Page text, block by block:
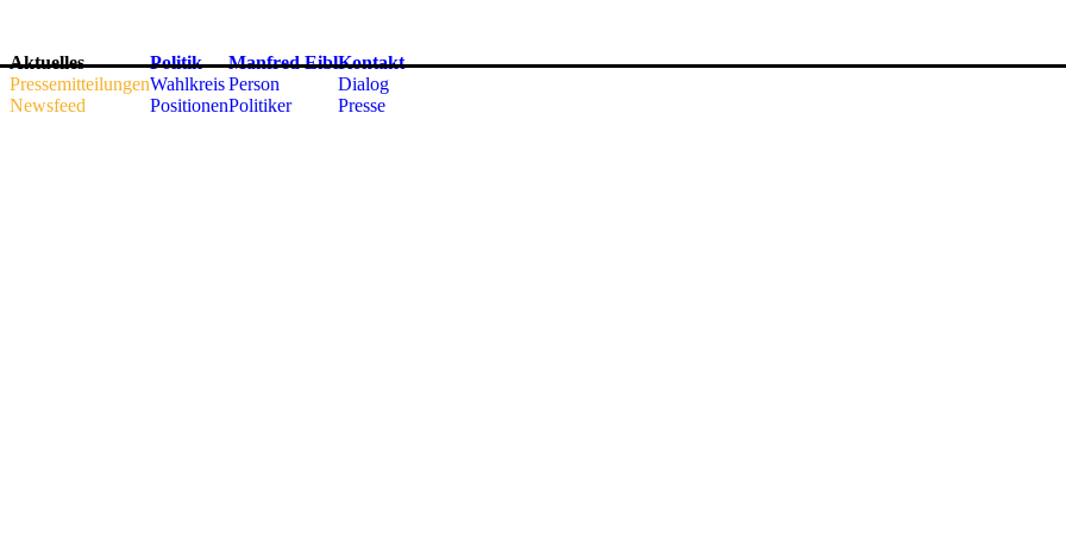
Aktuelles
Pressemitteilungen
Newsfeed
Politik
Wahlkreis
Positionen
Manfred Eibl
Person
Politiker
Kontakt
Dialog
Presse